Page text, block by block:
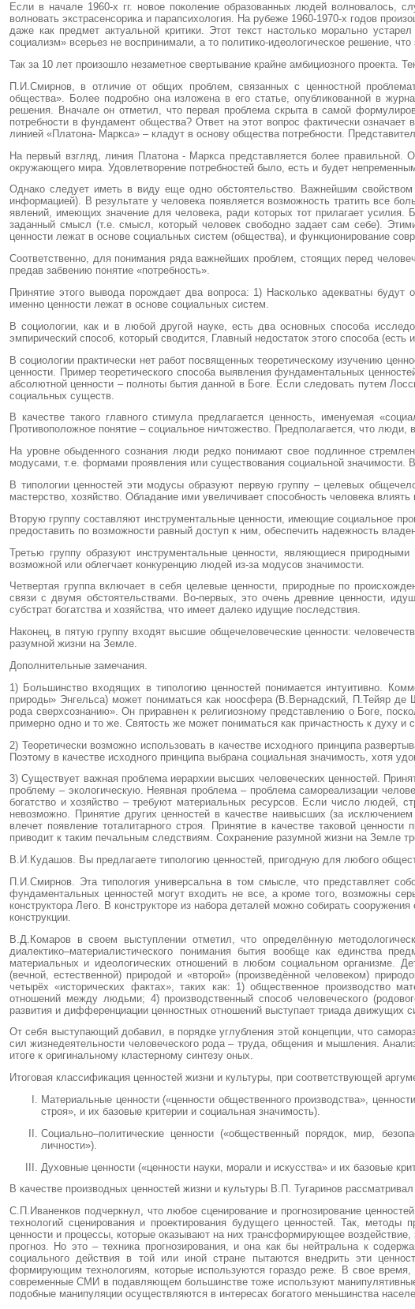
Если в начале 1960-х гг. новое поколение образованных людей
волновать экстрасенсорика и парапсихология. На рубеже 1960-1970-х годов
даже как предмет актуальной критики. Этот текст настолько морально
социализм» всерьез не воспринимали, а то политико-идеологическое решение,
Так за 10 лет произошло незаметное свертывание крайне амбициозного проекта.
П.И.Смирнов, в отличие от общих проблем, связанных с ценностной
общества». Более подробно она изложена в его статье, опубликованной в
решения. Вначале он отметил, что первая проблема скрыта в самой
потребности в фундамент общества? Ответ на этот вопрос фактически
линией «Платона- Маркса» – кладут в основу общества потребности.
На первый взгляд, линия Платона - Маркса представляется более правильной.
окружающего мира. Удовлетворение потребностей было, есть и будет
Однако следует иметь в виду еще одно обстоятельство. Важнейшим
информацией). В результате у человека появляется возможность тратить все
явлений, имеющих значение для человека, ради которых тот прилагает усилия.
заданный смысл (т.е. смысл, который человек свободно задает сам себе).
ценности лежат в основе социальных систем (общества), и функционирование
Соответственно, для понимания ряда важнейших проблем, стоящих перед
предав забвению понятие «потребность».
Принятие этого вывода порождает два вопроса: 1) Насколько адекватны будут
именно ценности лежат в основе социальных систем.
В социологии, как и в любой другой науке, есть два основных способа
эмпирический способ, который сводится, Главный недостаток этого способа
В социологии практически нет работ посвященных теоретическому изучению
ценности. Пример теоретического способа выявления фундаментальных
абсолютной ценности – полноты бытия данной в Боге. Если следовать путем
социальных существ.
В качестве такого главного стимула предлагается ценность, именуемая
Противоположное понятие – социальное ничтожество. Предполагается, что люди,
На уровне обыденного сознания люди редко понимают свое подлинное
модусами, т.е. формами проявления или существования социальной
В типологии ценностей эти модусы образуют первую группу – целевых
мастерство, хозяйство. Обладание ими увеличивает способность человека
Вторую группу составляют инструментальные ценности, имеющие социальное
предоставить по возможности равный доступ к ним, обеспечить надежность
Третью группу образуют инструментальные ценности, являющиеся
возможной или облегчает конкуренцию людей из-за модусов значимости.
Четвертая группа включает в себя целевые ценности, природные по
связи с двумя обстоятельствами. Во-первых, это очень древние ценности,
субстрат богатства и хозяйства, что имеет далеко идущие последствия.
Наконец, в пятую группу входят высшие общечеловеческие ценности:
разумной жизни на Земле.
Дополнительные замечания.
1) Большинство входящих в типологию ценностей понимается интуитивно.
природы» Энгельса) может пониматься как ноосфера (В.Вернадский, П.Тейяр
рода сверхсознанию». Он приравнен к религиозному представлению о Боге,
примерно одно и то же. Святость же может пониматься как причастность к духу и
2) Теоретически возможно использовать в качестве исходного принципа
Поэтому в качестве исходного принципа выбрана социальная значимость, хотя
3) Существует важная проблема иерархии высших человеческих ценностей.
проблему – экологическую. Неявная проблема – проблема самореализации
богатство и хозяйство – требуют материальных ресурсов. Если число людей,
невозможно. Принятие других ценностей в качестве наивысших (за
влечет появление тоталитарного строя. Принятие в качестве таковой
приводит к таким печальным следствиям. Сохранение разумной жизни на Земле
В.И.Кудашов. Вы предлагаете типологию ценностей, пригодную для любого
П.И.Смирнов. Эта типология универсальна в том смысле, что представляет
фундаментальных ценностей могут входить не все, а кроме того, возможны
конструктора Лего. В конструкторе из набора деталей можно собирать
конструкции.
В.Д.Комаров в своем выступлении отметил, что определённую
диалектико–материалистического понимания бытия вообще как единства
материальных и идеологических отношений в любом социальном организме.
(вечной, естественной) природой и «второй» (произведённой человеком)
четырёх «исторических фактах», таких как: 1) общественное производство
отношений между людьми; 4) производственный способ человеческого
развития и дифференциации ценностных отношений выступает триада движущих
От себя выступающий добавил, в порядке углубления этой концепции, что
сил жизнедеятельности человеческого рода – труда, общения и мышления.
итоге к оригинальному кластерному синтезу оных.
Итоговая классификация ценностей жизни и культуры, при соответствующей
Материальные ценности («ценности общественного производства»,
строя», и их базовые критерии и социальная значимость).
Социально–политические ценности («общественный порядок, мир,
личности»).
Духовные ценности («ценности науки, морали и искусства» и их базовые
В качестве производных ценностей жизни и культуры В.П. Тугаринов
С.П.Иваненков подчеркнул, что любое сценирование и прогнозирование
технологий сценирования и проектирования будущего ценностей. Так,
ценности и процессы, которые оказывают на них трансформирующее
прогноз. Но это – техника прогнозирования, и она как бы нейтральна к
социального действия в той или иной стране пытаются внедрить эти
формирующим технологиям, которые используются гораздо реже. В свое
современные СМИ в подавляющем большинстве тоже используют
подобные манипуляции осуществляются в интересах богатого меньшинства